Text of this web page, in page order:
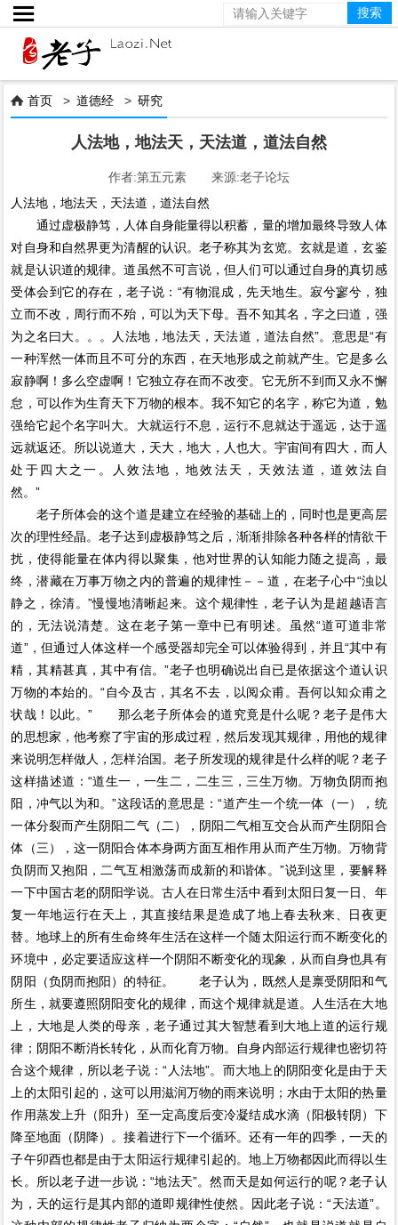

 首页 >道德经 >研究
人法地，地法天，天法道，道法自然
作者:第五元素 来源:老子论坛
人法地，地法天，天法道，道法自然
通过虚极静笃，人体自身能量得以积蓄，量的增加最终导致人体
对自身和自然界更为清醒的认识。老子称其为玄览。玄就是道，玄鉴
就是认识道的规律。道虽然不可言说，但人们可以通过自身的真切感
受体会到它的存在，老子说：“有物混成，先天地生。寂兮寥兮，独
立而不改，周行而不殆，可以为天下母。吾不知其名，字之曰道，强
为之名曰大。。。人法地，地法天，天法道，道法自然”。意思是“有
一种浑然一体而且不可分的东西，在天地形成之前就产生。它是多么
寂静啊！多么空虚啊！它独立存在而不改变。它无所不到而又永不懈
怠，可以作为生育天下万物的根本。我不知它的名字，称它为道，勉
强给它起个名字叫大。大就运行不息，运行不息就达于遥远，达于遥
远就返还。所以说道大，天大，地大，人也大。宇宙间有四大，而人
处于四大之一。人效法地，地效法天，天效法道，道效法自
然。”
老子所体会的这个道是建立在经验的基础上的，同时也是更高层
次的理性经晶。老子达到虚极静笃之后，渐渐排除各种各样的情欲干
扰，使得能量在体内得以聚集，他对世界的认知能力随之提高，最
终，潜藏在万事万物之内的普遍的规律性－－道，在老子心中“浊以
静之，徐清。”慢慢地清晰起来。这个规律性，老子认为是超越语言
的，无法说清楚。这在老子第一章中已有明述。虽然“道可道非常
道”，但通过人体这样一个感受器却完全可以体验得到，并且“其中有
精，其精甚真，其中有信。”老子也明确说出自已是依据这个道认识
万物的本始的。“自今及古，其名不去，以阅众甫。吾何以知众甫之
状哉！以此。” 那么老子所体会的道究竟是什么呢？老子是伟大
的思想家，他考察了宇宙的形成过程，然后发现其规律，用他的规律
来说明怎样做人，怎样治国。老子所发现的规律是什么样的呢？老子
这样描述道：“道生一，一生二，二生三，三生万物。万物负阴而抱
阳，冲气以为和。”这段话的意思是：“道产生一个统一体（一），统
一体分裂而产生阴阳二气（二），阴阳二气相互交合从而产生阴阳合
体（三），这一阴阳合体本身两方面互相作用从而产生万物。万物背
负阴而又抱阳，二气互相激荡而成新的和谐体。”说到这里，要解释
一下中国古老的阴阳学说。古人在日常生活中看到太阳日复一日、年
复一年地运行在天上，其直接结果是造成了地上春去秋来、日夜更
替。地球上的所有生命终年生活在这样一个随太阳运行而不断变化的
环境中，必定要适应这样一个阴阳不断变化的现象，从而自身也具有
阴阳（负阴而抱阳）的特征。 老子认为，既然人是禀受阴阳和气
所生，就要遵照阴阳变化的规律，而这个规律就是道。人生活在大地
上，大地是人类的母亲，老子通过其大智慧看到大地上道的运行规
律；阴阳不断消长转化，从而化育万物。自身内部运行规律也密切符
合这个规律，所以老子说：“人法地”。而大地上的阴阳变化是由于天
上的太阳引起的，这可以用滋润万物的雨来说明；水由于太阳的热量
作用蒸发上升（阳升）至一定高度后变冷凝结成水滴（阳极转阴）下
降至地面（阴降）。接着进行下一个循环。还有一年的四季，一天的
子午卯酉也都是由于太阳运行规律引起的。地上万物都因此而得以生
长。所以老子进一步说：“地法天”。然而天是如何运行的呢？老子认
为，天的运行是其内部的道即规律性使然。因此老子说：“天法道”。